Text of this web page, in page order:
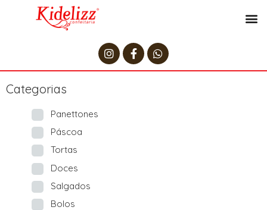
Categorias
Panettones
Páscoa
Tortas
Doces
Salgados
Bolos